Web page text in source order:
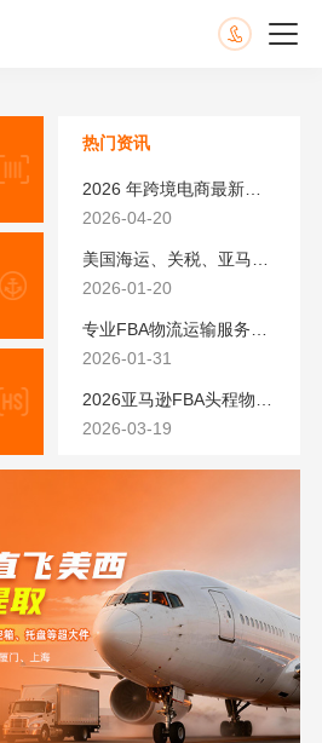
热门资讯
2026-04-20
2026-01-20
2026-01-31
2026-03-19